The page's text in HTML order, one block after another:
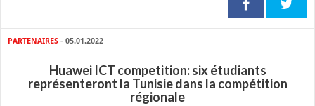
PARTENAIRES - 05.01.2022
Huawei ICT competition: six étudiants
représenteront la Tunisie dans la compétition
régionale